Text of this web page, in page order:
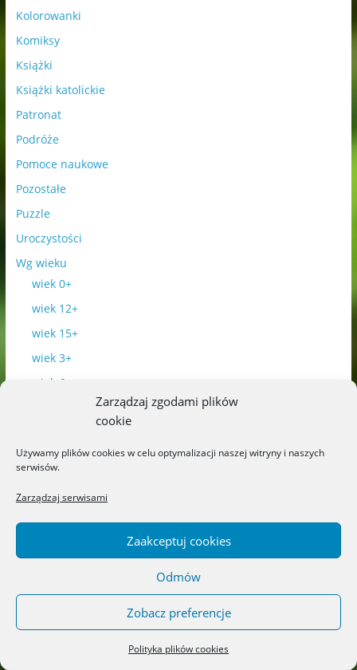
Zarządzaj zgodami plików
cookie
Używamy plików cookies w celu optymalizacji naszej witryny i naszych
serwisów.
Zarządzaj serwisami
Zaakceptuj cookies
Odmów
Zobacz preferencje
Polityka plików cookies
Kolorowanki
Komiksy
Książki
Książki katolickie
Patronat
Podróże
Pomoce naukowe
Pozostałe
Puzzle
Uroczystości
Wg wieku
wiek 0+
wiek 12+
wiek 15+
wiek 3+
wiek 6+
Najnowsze